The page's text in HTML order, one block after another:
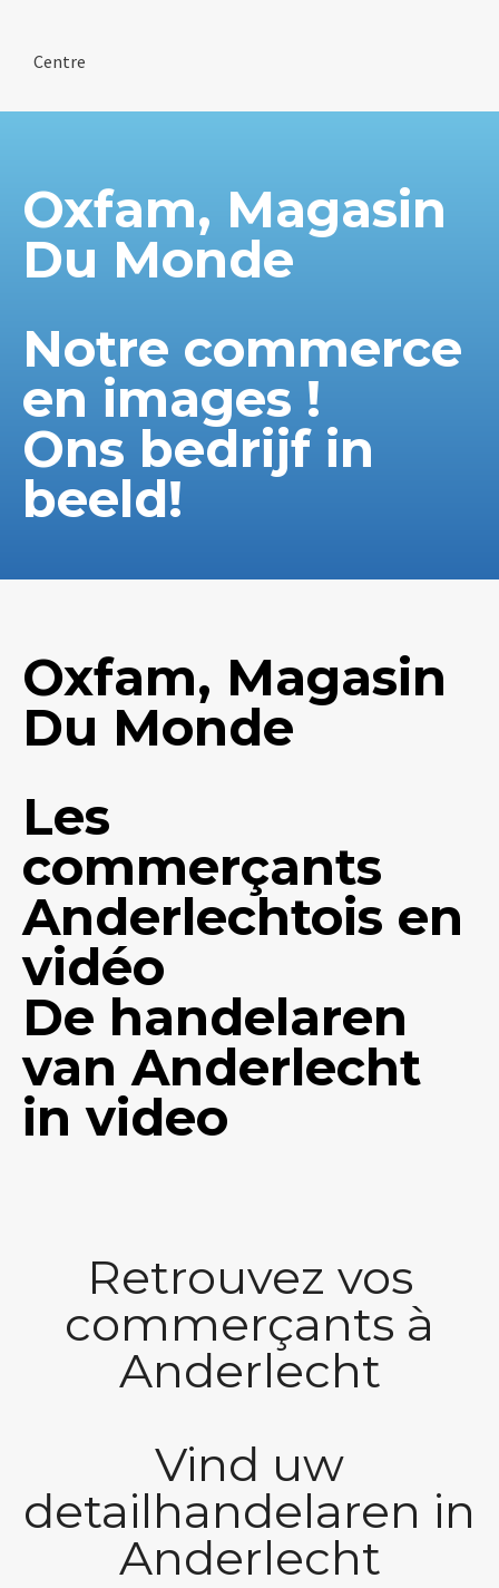
Centre
Oxfam, Magasin
Du Monde
Notre commerce
en images !
Ons bedrijf in
beeld!
Oxfam, Magasin
Du Monde
Les
commerçants
Anderlechtois en
vidéo
De handelaren
van Anderlecht
in video
Retrouvez vos
commerçants à
Anderlecht
Vind uw
detailhandelaren in
Anderlecht